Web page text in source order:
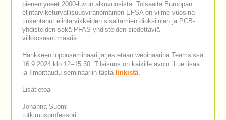
pienentyneet 2000-luvun alkuvuosista. Toisaalta Euroopan
elintarviketurvallisuusviranomainen EFSA on viime vuosina
tiukentanut elintarvikkeiden sisältämien dioksiinien ja PCB-
yhdisteiden sekä PFAS-yhdisteiden siedettäviä
viikkosaantimääriä.
Hankkeen loppuseminaari järjestetään webinaarina Teamsissä
16.9.2024 klo 12–15.30. Tilaisuus on kaikille avoin. Lue lisää
ja Ilmoittaudu seminaariin tästä
linkistä.
Lisätietoa
Johanna Suomi
tutkimusprofessori